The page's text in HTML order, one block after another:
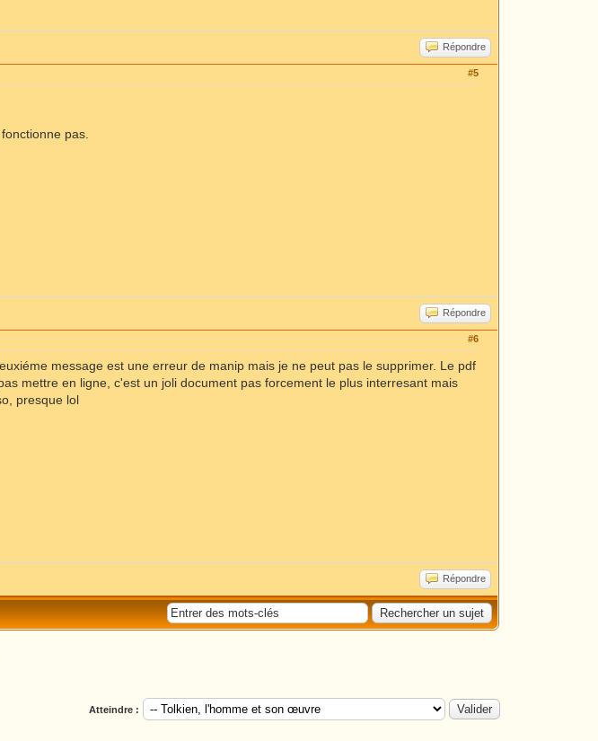
Répondre
#5
pas.
Répondre
#6
message est une erreur de manip mais je ne peut pas le supprimer. Le pdf
mettre en ligne, c'est un joli document pas forcement le plus interresant mais
presque lol
Répondre
Atteindre :